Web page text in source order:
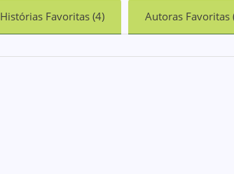
Histórias Favoritas (4) Autoras Favoritas